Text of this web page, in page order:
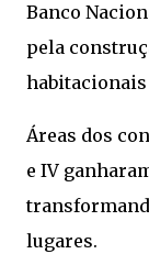
Banco
pela
habitacionais
Áreas dos
e IV
lugares.